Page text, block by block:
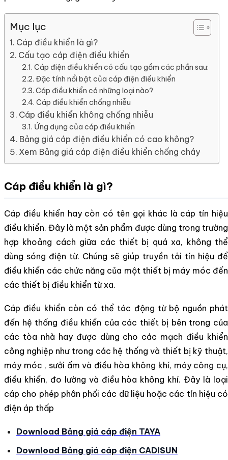
Mục lục
Cáp điều khiển là gì?
Cấu tạo cáp điện điều khiển
Cáp điện điều khiển có cấu tạo gồm các phần sau:
Đặc tính nổi bật của cáp điện điều khiển
Cáp điều khiển có những loại nào?
Cáp điều khiển chống nhiễu
Cáp điều khiển không chống nhiễu
Ứng dụng của cáp điều khiển
Bảng giá cáp điện điều khiển có cao không?
Xem Bảng giá cáp điện điều khiển chống cháy
Cáp điều khiển là gì?
Cáp điều khiển hay còn có tên gọi khác là cáp tín hiệu
điều khiển. Đây là một sản phẩm được dùng trong trường
hợp khoảng cách giữa các thiết bị quá xa, không thể
dùng sóng điện từ. Chúng sẽ giúp truyền tải tín hiệu để
điều khiển các chức năng của một thiết bị máy móc đến
các thiết bị điều khiển từ xa.
Cáp điều khiển còn có thể tác động từ bộ nguồn phát
đến hệ thống điều khiển của các thiết bị bên trong của
các tòa nhà hay được dùng cho các mạch điều khiển
công nghiệp như trong các hệ thống và thiết bị kỹ thuật,
máy móc , sưởi ấm và điều hòa không khí, máy công cụ,
điều khiển, đo lường và điều hòa không khí. Đây là loại
cáp cho phép phân phối các dữ liệu hoặc các tín hiệu có
điện áp thấp
Download Bảng giá cáp điện TAYA
Download Bảng giá cáp điện CADISUN